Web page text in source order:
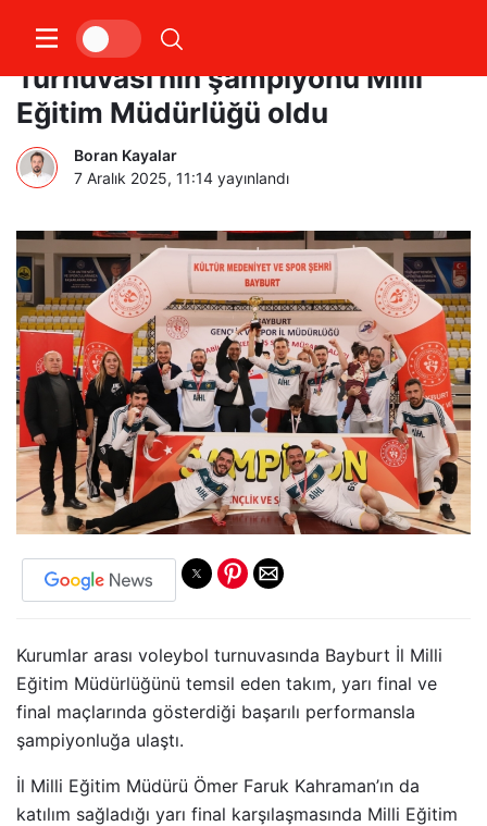
Kurumlar Arası Voleybol
Turnuvası’nın şampiyonu Milli
Eğitim Müdürlüğü oldu
Boran Kayalar
7 Aralık 2025, 11:14 yayınlandı
Kurumlar arası voleybol turnuvasında Bayburt İl Milli
Eğitim Müdürlüğünü temsil eden takım, yarı final ve
final maçlarında gösterdiği başarılı performansla
şampiyonluğa ulaştı.
İl Milli Eğitim Müdürü Ömer Faruk Kahraman’ın da
katılım sağladığı yarı final karşılaşmasında Milli Eğitim